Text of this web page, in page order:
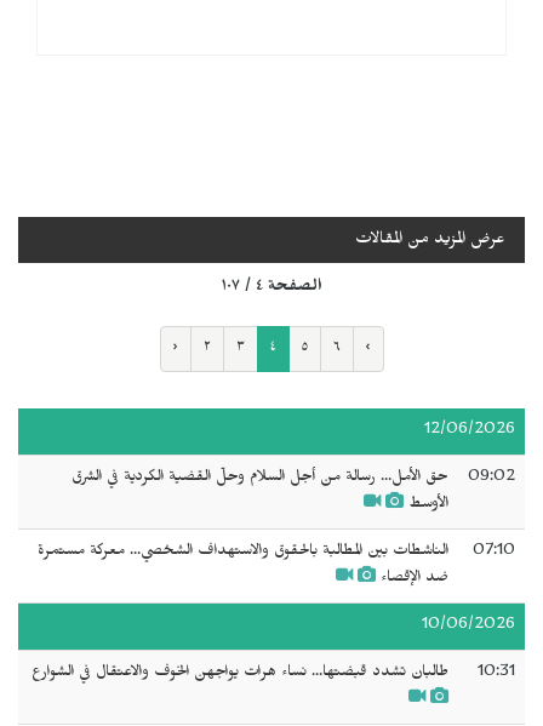
عرض المزيد من المقالات
الصفحة ٤ / ١٠٧
‹ ٢ ٣ ٤ ٥ ٦ ›
12/06/2026
09:02
حق الأمل... رسالة من أجل السلام وحلّ القضية الكردية في الشرق
الأوسط
07:10
الناشطات بين المطالبة بالحقوق والاستهداف الشخصي... معركة مستمرة
ضد الإقصاء
10/06/2026
10:31 طالبان تشدد قبضتها... نساء هرات يواجهن الخوف والاعتقال في الشوارع